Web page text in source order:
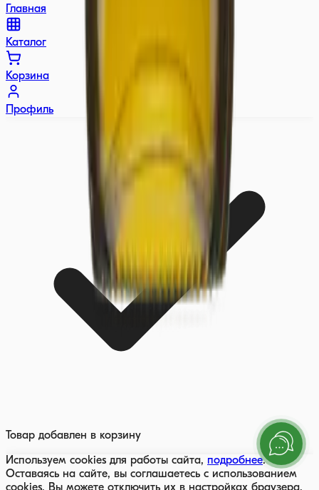
Главная
Каталог
Корзина
Профиль
Товар добавлен в корзину
Используем cookies для работы сайта, подробнее.
Оставаясь на сайте, вы соглашаетесь с использованием